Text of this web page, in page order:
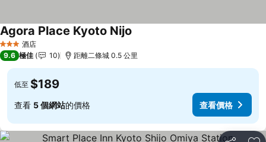
3 星級 酒店
Agora Place Kyoto Nijo
9.6 極佳 10 距離二條城 0.5 公里
低至 $189
查看 5 個網站的價格 查看價格